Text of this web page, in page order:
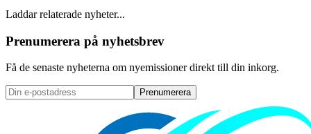
Laddar relaterade nyheter...
Prenumerera på nyhetsbrev
Få de senaste nyheterna om nyemissioner direkt till din inkorg.
Prenumerera